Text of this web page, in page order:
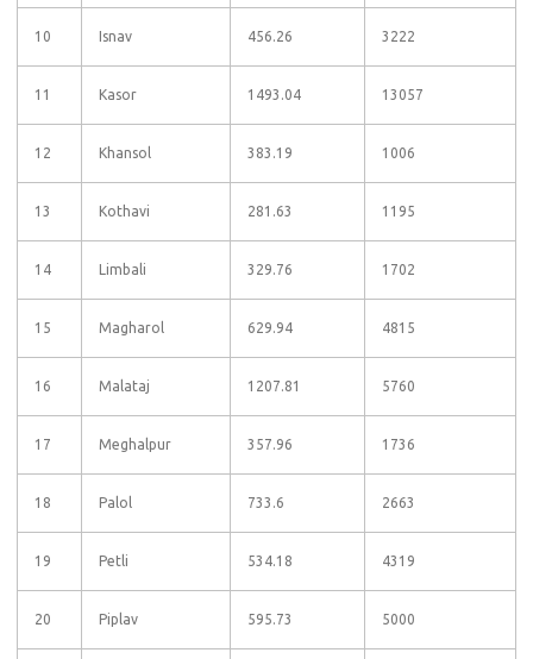
10 Isnav 456.26 3222
11 Kasor 1493.04 13057
12 Khansol 383.19 1006
13 Kothavi 281.63 1195
14 Limbali 329.76 1702
15 Magharol 629.94 4815
16 Malataj 1207.81 5760
17 Meghalpur 357.96 1736
18 Palol 733.6 2663
19 Petli 534.18 4319
20 Piplav 595.73 5000